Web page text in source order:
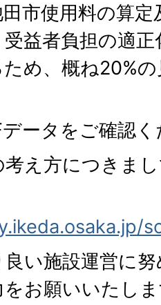
市使用料の算
益者負担の適
め、概ね20%
ータをご確認
考え方につきま
い施設運営に
お願いいたし